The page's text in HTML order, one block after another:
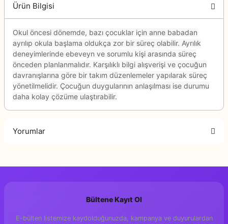
Ürün Bilgisi
Okul öncesi dönemde, bazı çocuklar için anne babadan
ayrılıp okula başlama oldukça zor bir süreç olabilir. Ayrılık
deneyimlerinde ebeveyn ve sorumlu kişi arasında süreç
önceden planlanmalıdır. Karşılıklı bilgi alışverişi ve çocuğun
davranışlarına göre bir takım düzenlemeler yapılarak süreç
yönetilmelidir. Çocuğun duygularının anlaşılması ise durumu
daha kolay çözüme ulaştırabilir.
Yorumlar
Yorum Yaz
Bültene Kayıt Ol
E-bülten listemize kaydolduğunuzda, kampanya ve duyurulardan